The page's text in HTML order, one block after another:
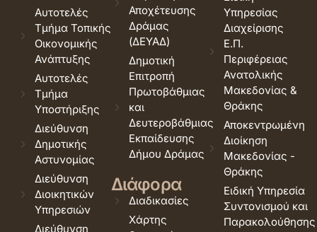
Αυτοτελές
Τμήμα Τοπικής
Οικονομικής
Ανάπτυξης
Αυτοτελές
Τμήμα
Υποστήριξης
Διεύθυνση
Δημοτικής
Αστυνομίας
Διεύθυνση
Διοικητικών
Υπηρεσιών
Διεύθυνση
Αποχέτευσης
Δράμας
(ΔΕΥΑΔ)
Δημοτική
Επιτροπή
Πρωτοβάθμιας
και
Δευτεροβάθμιας
Εκπαίδευσης
Δήμου Δράμας
Διάφορα
Διαδικασίες
Χάρτης
Υπηρεσίας
Διαχείρισης
Ε.Π.
Περιφέρειας
Ανατολικής
Μακεδονίας &
Θράκης
Αποκεντρωμένη
Διοίκηση
Μακεδονίας -
Θράκης
Ειδική Υπηρεσία
Συντονισμού και
Παρακολούθησης